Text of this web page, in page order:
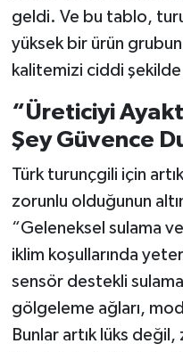
geldi. Ve bu tablo,
yüksek bir ürün
kalitemizi ciddi
“Üreticiyi
Şey Güvence
Türk turunçgili için
zorunlu olduğunun
“Geleneksel sulama
iklim koşullarında
sensör destekli
gölgeleme ağları,
Bunlar artık lüks